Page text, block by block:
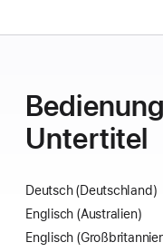
Unter­titel
Deutsch (Deutschland)
Englisch (Australien)
Englisch